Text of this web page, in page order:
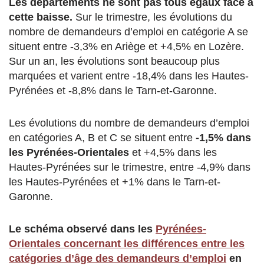
cette baisse. Sur le trimestre, les évolutions du
nombre de demandeurs d’emploi en catégorie A se
situent entre -3,3% en Ariège et +4,5% en Lozère.
Sur un an, les évolutions sont beaucoup plus
marquées et varient entre -18,4% dans les Hautes-
Pyrénées et -8,8% dans le Tarn-et-Garonne.
Les évolutions du nombre de demandeurs d’emploi
en catégories A, B et C se situent entre -1,5% dans
les Pyrénées-Orientales et +4,5% dans les
Hautes-Pyrénées sur le trimestre, entre -4,9% dans
les Hautes-Pyrénées et +1% dans le Tarn-et-
Garonne.
Le schéma observé dans les Pyrénées-
Orientales concernant les différences entre les
catégories d’âge des demandeurs d’emploi en